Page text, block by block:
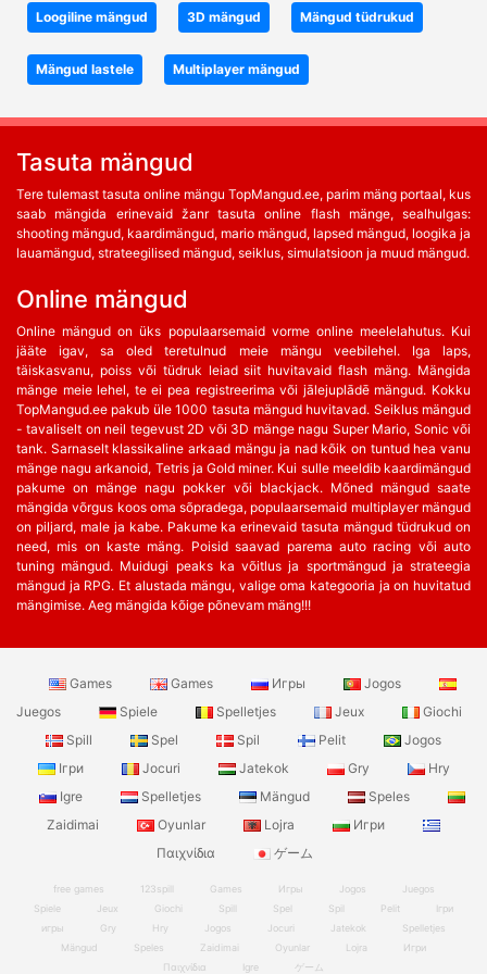
Loogiline mängud 3D mängud Mängud tüdrukud
Mängud lastele Multiplayer mängud
Tasuta mängud
Tere tulemast tasuta online mängu TopMangud.ee, parim mäng portaal, kus
saab mängida erinevaid žanr tasuta online flash mänge, sealhulgas:
shooting mängud, kaardimängud, mario mängud, lapsed mängud, loogika ja
lauamängud, strateegilised mängud, seiklus, simulatsioon ja muud mängud.
Online mängud
Online mängud on üks populaarsemaid vorme online meelelahutus. Kui
jääte igav, sa oled teretulnud meie mängu veebilehel. Iga laps,
täiskasvanu, poiss või tüdruk leiad siit huvitavaid flash mäng. Mängida
mänge meie lehel, te ei pea registreerima või jālejuplādē mängud. Kokku
TopMangud.ee pakub üle 1000 tasuta mängud huvitavad. Seiklus mängud
- tavaliselt on neil tegevust 2D või 3D mänge nagu Super Mario, Sonic või
tank. Sarnaselt klassikaline arkaad mängu ja nad kõik on tuntud hea vanu
mänge nagu arkanoid, Tetris ja Gold miner. Kui sulle meeldib kaardimängud
pakume on mänge nagu pokker või blackjack. Mõned mängud saate
mängida võrgus koos oma sõpradega, populaarsemaid multiplayer mängud
on piljard, male ja kabe. Pakume ka erinevaid tasuta mängud tüdrukud on
need, mis on kaste mäng. Poisid saavad parema auto racing või auto
tuning mängud. Muidugi peaks ka võitlus ja sportmängud ja strateegia
mängud ja RPG. Et alustada mängu, valige oma kategooria ja on huvitatud
mängimise. Aeg mängida kõige põnevam mäng!!!
Games Games Игры
Jogos
Juegos
Spiele Spelletjes Jeux
Giochi
Spill
Spel Spil Pelit
Jogos
Ігри
Jocuri Jatekok Gry
Hry
Igre
Spelletjes Mängud
Speles
Zaidimai
Oyunlar Lojra
Игри
Παιχνίδια
ゲーム
free games 123spill Games Игры Jogos
Juegos
Spiele
Jeux Giochi Spill Spel Spil Pelit
Ігри
игры
Gry Hry Jogos Jocuri Jatekok
Spelletjes
Mängud
Speles Zaidimai Oyunlar Lojra
Игри
Παιχνίδια
Igre ゲーム